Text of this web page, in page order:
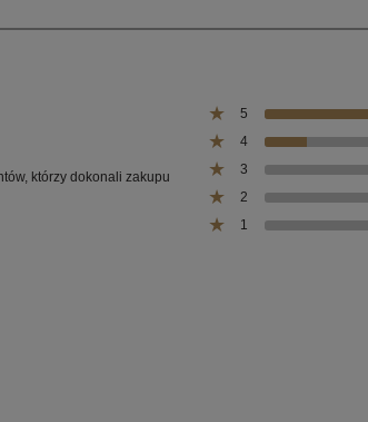
którzy dokonali zakupu
5
4
3
2
1